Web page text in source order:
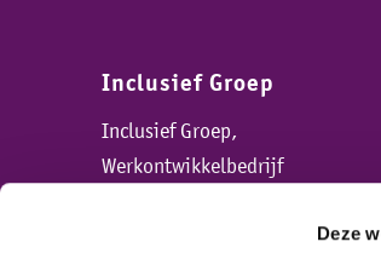
Deze
Inclusief Groep
Inclusief Groep,
Werkontwikkelbedrijf